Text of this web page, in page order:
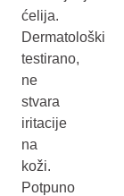
ćelija.
Dermatološki
testirano,
ne
stvara
iritacije
na
koži.
Potpuno